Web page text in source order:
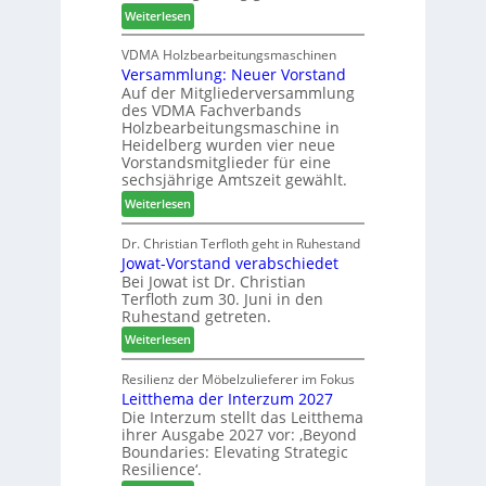
6
h
r
z
a
h
l
e
n
h
i
l
t
b
e
i
P
r
o
u
k
t
s
u
c
e
Weiterlesen:
H
D
H
f
o
r
d
e
r
t
N
a
c
h
b
e
s
s
e
r
u
n
g
VDMA Holzbearbeitungsmaschinen
Versammlung: Neuer Vorstand
Auf der Mitgliederversammlung
des VDMA Fachverbands
Holzbearbeitungsmaschine in
Heidelberg wurden vier neue
Vorstandsmitglieder für eine
sechsjährige Amtszeit gewählt.
Weiterlesen:
V
e
r
s
a
m
m
l
u
n
g
:
N
e
Dr. Christian Terfloth geht in Ruhestand
Jowat-Vorstand verabschiedet
Bei Jowat ist Dr. Christian
Terfloth zum 30. Juni in den
Ruhestand getreten.
Weiterlesen:
J
o
w
a
t
-
V
Resilienz der Möbelzulieferer im Fokus
Leitthema der Interzum 2027
Die Interzum stellt das Leitthema
ihrer Ausgabe 2027 vor: ‚Beyond
Boundaries: Elevating Strategic
Resilience‘.